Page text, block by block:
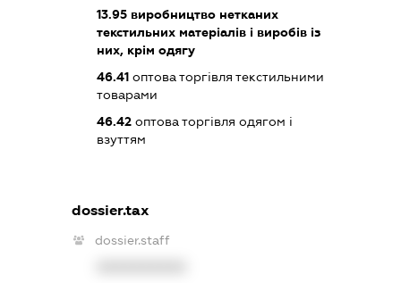
13.95виробництво нетканих
текстильних матеріалів і виробів із
них, крім одягу
46.41оптова торгівля текстильними
товарами
46.42оптова торгівля одягом і
взуттям
dossier.tax
dossier.staff